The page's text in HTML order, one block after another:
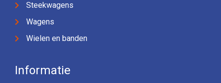
Steekwagens
Wagens
Wielen en banden
Informatie